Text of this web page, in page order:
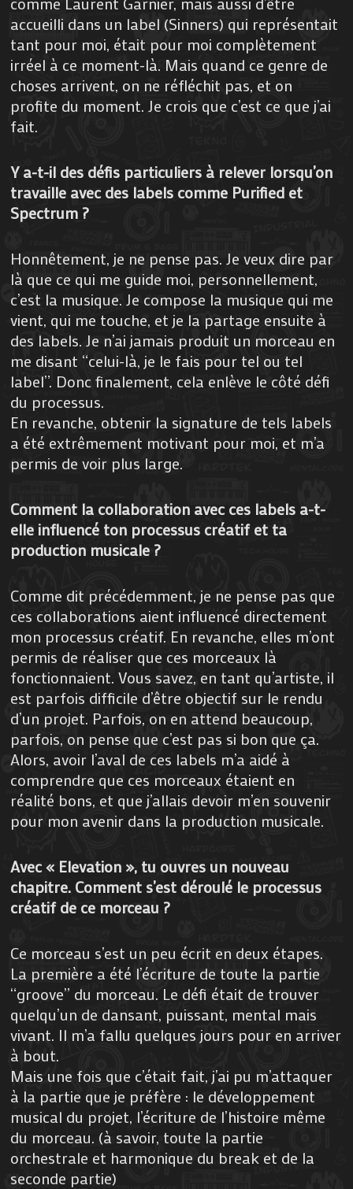
accueilli dans un label (Sinners) qui représentait
tant pour moi, était pour moi complètement
irréel à ce moment-là. Mais quand ce genre de
choses arrivent, on ne réfléchit pas, et on
profite du moment. Je crois que c’est ce que j’ai
fait.
Y a-t-il des défis particuliers à relever lorsqu’on
travaille avec des labels comme Purified et
Spectrum ?
Honnêtement, je ne pense pas. Je veux dire par
là que ce qui me guide moi, personnellement,
c’est la musique. Je compose la musique qui me
vient, qui me touche, et je la partage ensuite à
des labels. Je n’ai jamais produit un morceau en
me disant “celui-là, je le fais pour tel ou tel
label”. Donc finalement, cela enlève le côté défi
du processus.
En revanche, obtenir la signature de tels labels
a été extrêmement motivant pour moi, et m’a
permis de voir plus large.
Comment la collaboration avec ces labels a-t-
elle influencé ton processus créatif et ta
production musicale ?
Comme dit précédemment, je ne pense pas que
ces collaborations aient influencé directement
mon processus créatif. En revanche, elles m’ont
permis de réaliser que ces morceaux là
fonctionnaient. Vous savez, en tant qu’artiste, il
est parfois difficile d’être objectif sur le rendu
d’un projet. Parfois, on en attend beaucoup,
parfois, on pense que c’est pas si bon que ça.
Alors, avoir l’aval de ces labels m’a aidé à
comprendre que ces morceaux étaient en
réalité bons, et que j’allais devoir m’en souvenir
pour mon avenir dans la production musicale.
Avec « Elevation », tu ouvres un nouveau
chapitre. Comment s’est déroulé le processus
créatif de ce morceau ?
Ce morceau s’est un peu écrit en deux étapes.
La première a été l’écriture de toute la partie
“groove” du morceau. Le défi était de trouver
quelqu’un de dansant, puissant, mental mais
vivant. Il m’a fallu quelques jours pour en arriver
à bout.
Mais une fois que c’était fait, j’ai pu m’attaquer
à la partie que je préfère : le développement
musical du projet, l’écriture de l’histoire même
du morceau. (à savoir, toute la partie
orchestrale et harmonique du break et de la
seconde partie)